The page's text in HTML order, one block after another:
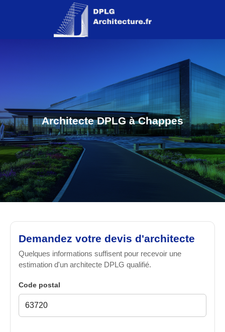
Architecte DPLG à Chappes
Demandez votre devis d'architecte
Quelques informations suffisent pour recevoir une
estimation d'un architecte DPLG qualifié.
Code postal